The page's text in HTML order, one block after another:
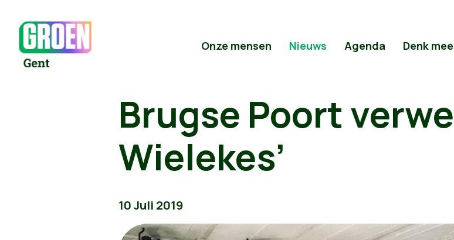
Onze mensen Nieuws Agenda Denk mee
Brugse Poort
Wielekes’
10 Juli 2019